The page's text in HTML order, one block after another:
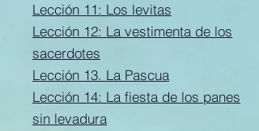
Lección 11: Los levitas
Lección 12: La vestimenta de los
sacerdotes
Lección 13. La Pascua
Lección 14: La fiesta de los panes
sin levadura